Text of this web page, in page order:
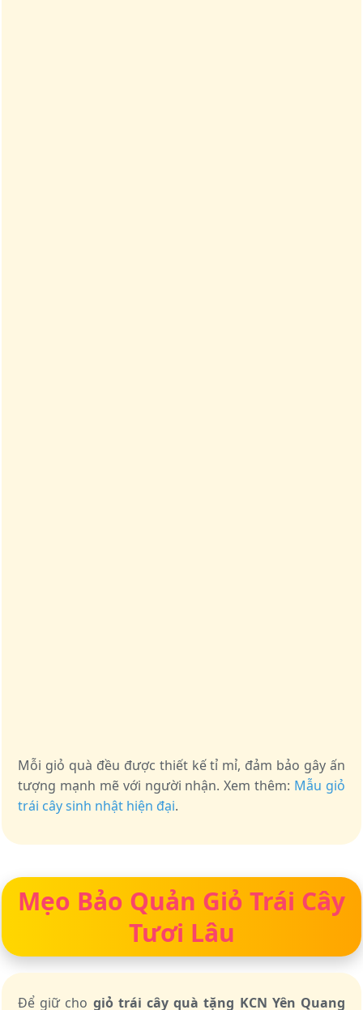
Mỗi giỏ quà đều được thiết kế tỉ mỉ, đảm bảo gây ấn
tượng mạnh mẽ với người nhận. Xem thêm: Mẫu giỏ
trái cây sinh nhật hiện đại.
Mẹo Bảo Quản Giỏ Trái Cây
Tươi Lâu
Để giữ cho giỏ trái cây quà tặng KCN Yên Quang